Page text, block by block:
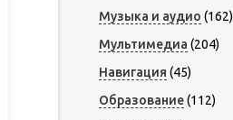
Музыка и аудио (162)
Мультимедиа (204)
Навигация (45)
Образование(112)